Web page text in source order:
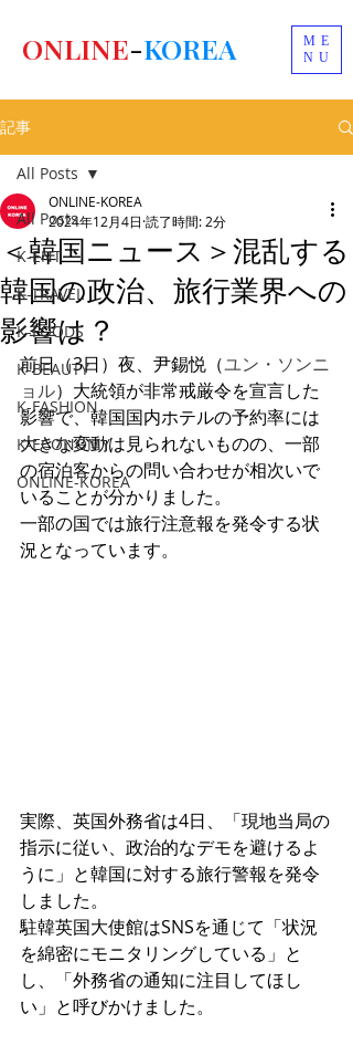
ME
NU
ONLINE-KOREA
記事
All Posts
K-ENT
K-TRAVEL
K-FOODS
K-BEAUTY
K-FASHION
K-ECONOMY
ONLINE-KOREA
All Posts
＜韓国ニュース＞混乱する
韓国の政治、旅行業界への
影響は？
ONLINE-KOREA
2024年12月4日 読了時間: 2分
前日（3日）夜、尹錫悦（ユン・ソンニ
ョル）大統領が非常戒厳令を宣言した
影響で、韓国国内ホテルの予約率には
大きな変動は見られないものの、一部
の宿泊客からの問い合わせが相次いで
いることが分かりました。
一部の国では旅行注意報を発令する状
況となっています。
実際、英国外務省は4日、「現地当局の
指示に従い、政治的なデモを避けるよ
うに」と韓国に対する旅行警報を発令
しました。
駐韓英国大使館はSNSを通じて「状況
を綿密にモニタリングしている」と
し、「外務省の通知に注目してほし
い」と呼びかけました。